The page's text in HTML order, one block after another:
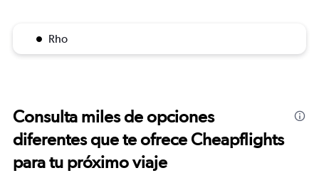
Rho
Consulta miles de opciones
diferentes que te ofrece Cheapflights
para tu próximo viaje